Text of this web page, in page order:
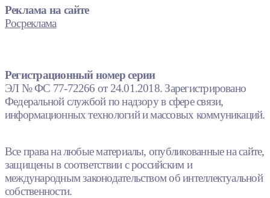
Реклама на сайте
Росреклама
Регистрационный номер серии
ЭЛ № ФС 77-72266 от 24.01.2018. Зарегистрировано
Федеральной службой по надзору в сфере связи,
информационных технологий и массовых коммуникаций.
Все права на любые материалы, опубликованные на сайте,
защищены в соответствии с российским и
международным законодательством об интеллектуальной
собственности.